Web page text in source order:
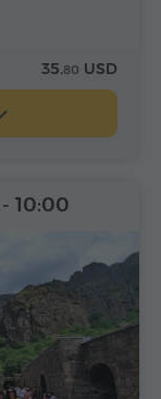
35.80 USD
- 10:00